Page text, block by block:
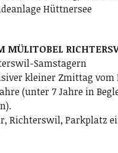
Hüttnersee
MÜLITOBEL
Samstagern
kleiner Zmittag vom
(unter 7 Jahre in
Richterswil, Parkplatz